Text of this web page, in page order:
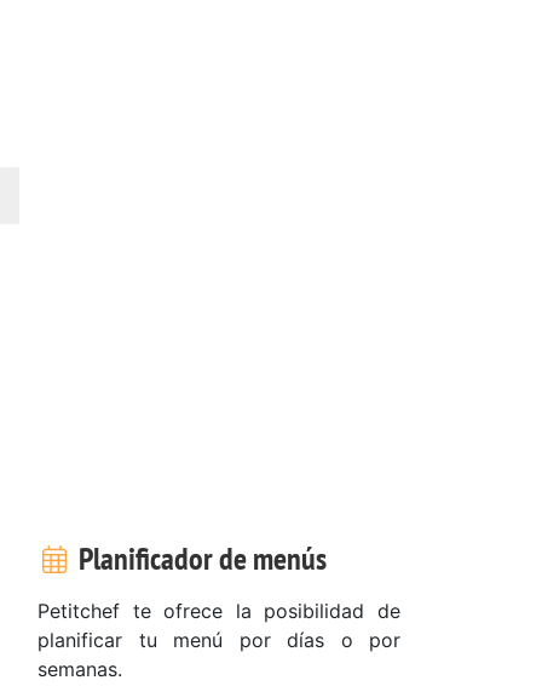
Planificador de menús
Petitchef te ofrece la posibilidad de
planificar tu menú por días o por
semanas.